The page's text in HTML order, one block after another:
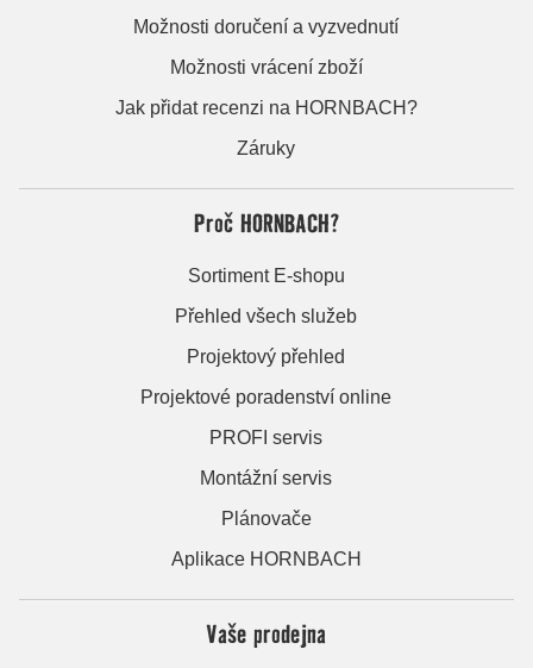
Možnosti doručení a vyzvednutí
Možnosti vrácení zboží
Jak přidat recenzi na HORNBACH?
Záruky
Proč HORNBACH?
Sortiment E-shopu
Přehled všech služeb
Projektový přehled
Projektové poradenství online
PROFI servis
Montážní servis
Plánovače
Aplikace HORNBACH
Vaše prodejna